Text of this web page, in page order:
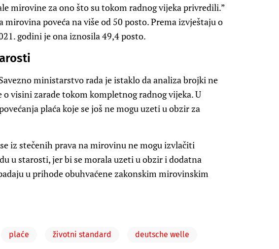
mirovine za ono što su tokom radnog vijeka privredili.”
mirovina poveća na više od 50 posto. Prema izvještaju o
godini je ona iznosila 49,4 posto.
ministarstvo rada je istaklo da analiza brojki ne
visini zarade tokom kompletnog radnog vijeka. U
plaća koje se još ne mogu uzeti u obzir za
iz stečenih prava na mirovinu ne mogu izvlačiti
u starosti, jer bi se morala uzeti u obzir i dodatna
u prihode obuhvaćene zakonskim mirovinskim
plaće životni standard deutsche welle